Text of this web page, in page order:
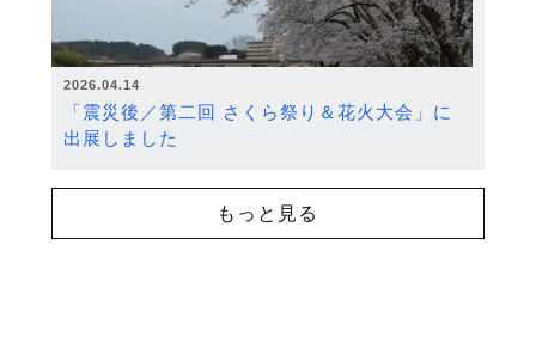
2026.04.14
「震災後／第二回 さくら祭り＆花火大会」に
出展しました
もっと見る